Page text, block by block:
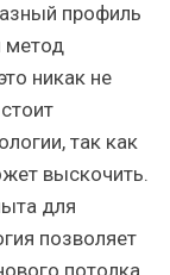
профиль
метод
никак не
так как
выскочить.
для
позволяет
потолка